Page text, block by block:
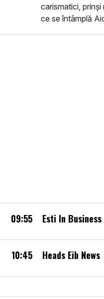
carismatici,
ce se întâmplă
09:55 Esti In Business
10:45 Heads Eib News